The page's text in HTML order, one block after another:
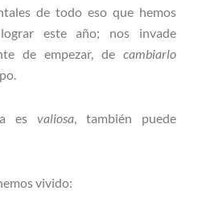
de todo eso que hemos
este año; nos invade
de empezar, de cambiarlo
es valiosa, también puede
vivido: